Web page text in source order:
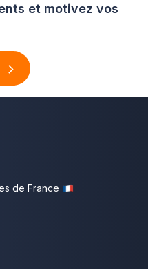
et motivez vos
de France